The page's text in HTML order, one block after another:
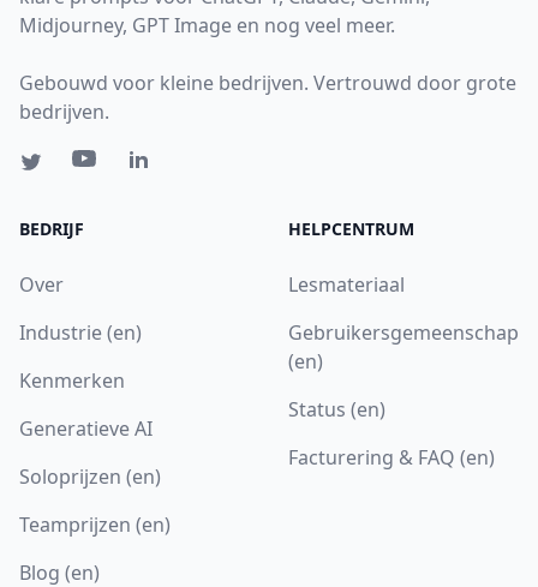
Midjourney, GPT Image en nog veel meer.
Gebouwd voor kleine bedrijven. Vertrouwd door grote
bedrijven.
BEDRIJF
Over
Industrie (en)
Kenmerken
Generatieve AI
Soloprijzen (en)
Teamprijzen (en)
Blog (en)
HELPCENTRUM
Lesmateriaal
Gebruikersgemeenschap
(en)
Status (en)
Facturering & FAQ (en)